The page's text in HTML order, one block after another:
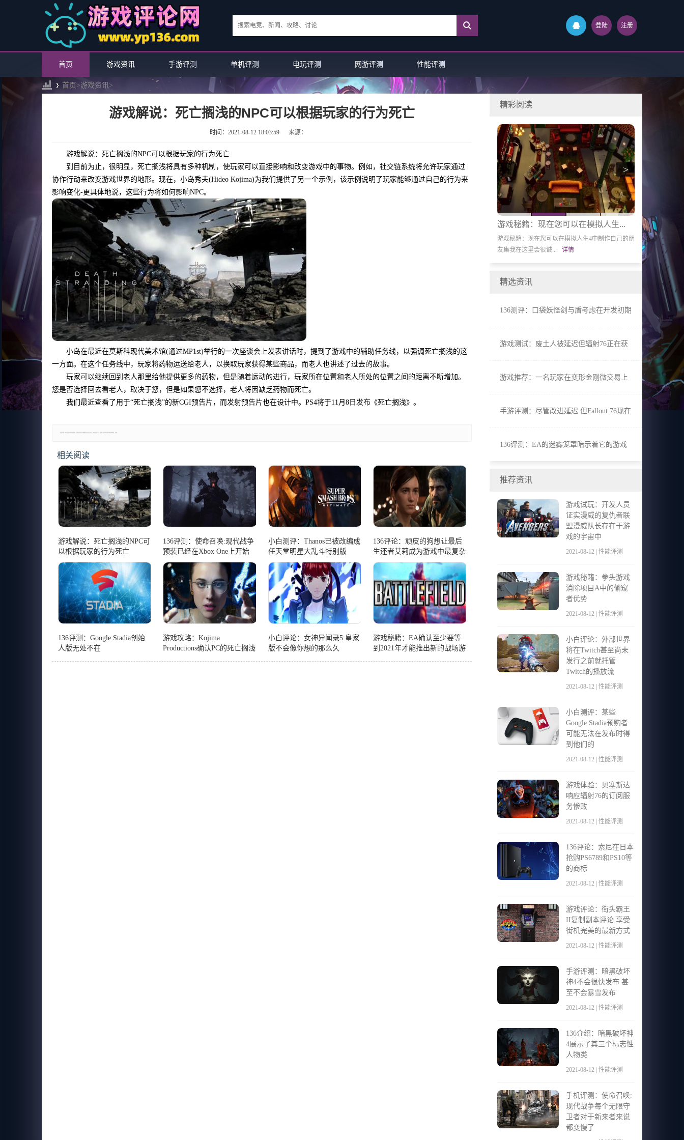
登陆 注册
首页 游戏资讯 手游评测 单机评测 电玩评测 网游评测 性能评测
首页>游戏资讯>
游戏解说：死亡搁浅的NPC可以根据玩家的行为死亡
时间：2021-08-12 18:03:59 来源：
游戏解说：死亡搁浅的NPC可以根据玩家的行为死亡
到目前为止，很明显，死亡搁浅将具有多种机制，使玩家可以直接影响和改变游戏中的事物。例如，社交链系统将允许玩家通过
协作行动来改变游戏世界的地形。现在，小岛秀夫(Hideo Kojima)为我们提供了另一个示例，该示例说明了玩家能够通过自己的行为来
影响变化-更具体地说，这些行为将如何影响NPC。
小岛在最近在莫斯科现代美术馆(通过MP1st)举行的一次座谈会上发表讲话时，提到了游戏中的辅助任务线，以强调死亡搁浅的这
一方面。在这个任务线中，玩家将药物运送给老人，以换取玩家获得某些商品，而老人也讲述了过去的故事。
玩家可以继续回到老人那里给他提供更多的药物，但是随着运动的进行，玩家所在位置和老人所处的位置之间的距离不断增加。
您是否选择回去看老人，取决于您，但是如果您不选择，老人将因缺乏药物而死亡。
我们最近查看了用于“死亡搁浅”的新CGI预告片，而发射预告片也在设计中。PS4将于11月8日发布《死亡搁浅》。
相关阅读
游戏解说：死亡搁浅的NPC可
以根据玩家的行为死亡
136评测：使命召唤:现代战争
预装已经在Xbox One上开始
了
小白测评：Thanos已被改编成
任天堂明星大乱斗特别版
136评论：顽皮的狗想让最后
生还者艾莉成为游戏中最复杂
的角色
136评测：Google Stadia创始
人版无处不在
游戏攻略：Kojima
Productions确认PC的死亡搁浅
小白评论：女神异闻录5:皇家
版不会像你想的那么久
游戏秘籍：EA确认至少要等
到2021年才能推出新的战场游
精彩阅读
游戏秘籍：现在您可以在模拟人生...
游戏秘籍：现在您可以在模拟人生4中制作自己的朋
友集我在这里会很诚...
详情
小白评论：
小白评论：路易
新视频中获得了
>
精选资讯
136测评：口袋妖怪剑与盾考虑在开发初期
游戏测试：废土人被延迟但辐射76正在获
游戏推荐：一名玩家在变形金刚微交易上
手游评测：尽管改进延迟 但Fallout 76现在
136评测：EA的迷雾笼罩暗示着它的游戏
推荐资讯
游戏试玩：开发人员
证实漫威的复仇者联
盟漫威队长存在于游
戏的宇宙中
2021-08-12 | 性能评测
游戏秘籍：拳头游戏
消除项目A中的偷窥
者优势
2021-08-12 | 性能评测
小白评论：外部世界
将在Twitch甚至尚未
发行之前就托管
Twitch的播放流
2021-08-12 | 性能评测
小白测评：某些
Google Stadia预购者
可能无法在发布时得
到他们的
2021-08-12 | 性能评测
游戏体验：贝塞斯达
响应辐射76的订阅服
务惨败
2021-08-12 | 性能评测
136评论：索尼在日本
抢购PS6789和PS10等
的商标
2021-08-12 | 性能评测
游戏评论：街头霸王
II复制副本评论 享受
街机完美的最新方式
2021-08-12 | 性能评测
手游评测：暗黑破坏
神4不会很快发布 甚
至不会暴雪发布
2021-08-12 | 性能评测
136介绍：暗黑破坏神
4展示了其三个标志性
人物类
2021-08-12 | 性能评测
手机评测：使命召唤:
现代战争每个无限守
卫者对于新来者来说
都变慢了